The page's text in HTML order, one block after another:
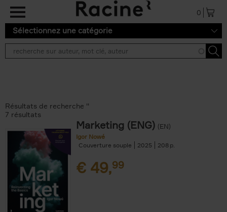
Aller au contenu principal
0
Sélectionnez une catégorie
Résultats de recherche ''
7 résultats
Marketing (ENG) (EN)
Igor Nowé
Couverture souple
2025 208
€ 49,99